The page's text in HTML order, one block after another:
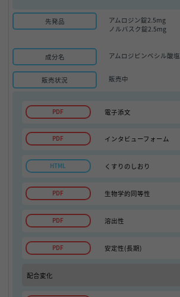
先発品
アムロジン錠2.5mg
ノルバスク錠2.5mg
成分名 アムロジピンベシル酸塩
販売状況 販売中
電子添文
インタビューフォーム
くすりのしおり
生物学的同等性
溶出性
安定性(長期)
配合変化